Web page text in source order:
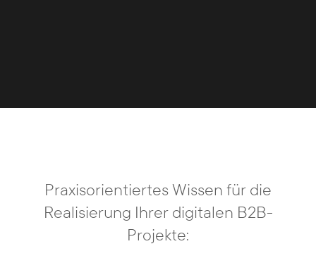
AnalysephaseWünsche, Ziele, Zielgruppen und
festgelegt und weitere Maßnahmen, wie z. B.
Suchmaschinenoptimierung oder Social Media
effektvoll integriert werden.
Praxisorientiertes Wissen für die
Realisierung Ihrer digitalen B2B-
Projekte: